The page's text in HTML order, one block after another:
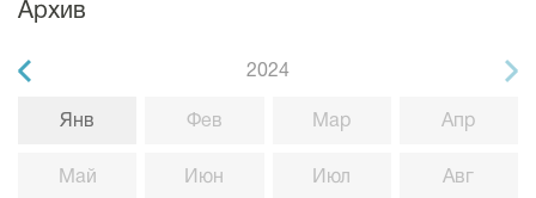
Архив
2024
Янв
Май
Фев
Июн
Мар
Июл
Апр
Авг